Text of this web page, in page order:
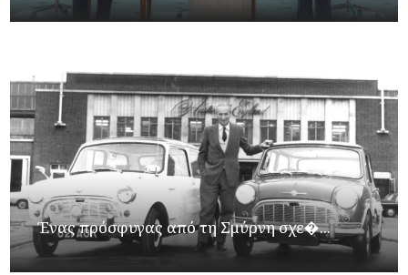
Ένας πρόσφυγας από τη Σμύρνη σχε�...